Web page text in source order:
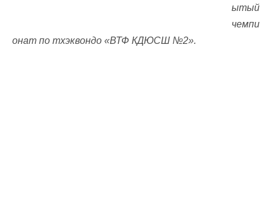
ытый
чемпи
онат по тхэквондо «ВТФ КДЮСШ №2».